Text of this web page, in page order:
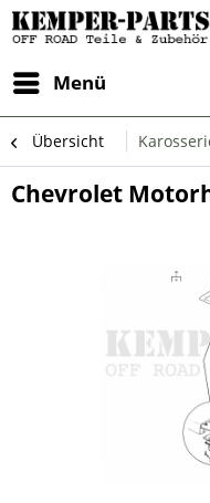
Menü
Übersicht
Chevrolet